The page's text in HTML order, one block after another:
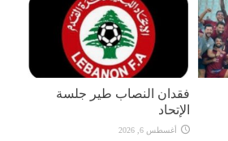
فقدان النصاب طير جلسة
الإتحاد
أغسطس 6, 2026